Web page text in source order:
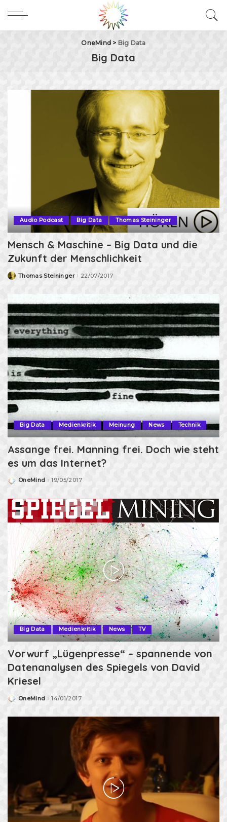
OneMind > Big Data
Big Data
Audio Podcast Big Data Thomas Steininger
Mensch & Maschine – Big Data und die
Zukunft der Menschlichkeit
PostedThomas Steininger 22/07/2017
Big Data Medienkritik Meinung News Technik
Assange frei. Manning frei. Doch wie steht
es um das Internet?
PostedOneMind 19/05/2017
Big Data Medienkritik News TV
Vorwurf „Lügenpresse“ – spannende von
Datenanalysen des Spiegels von David
Kriesel
PostedOneMind 14/01/2017